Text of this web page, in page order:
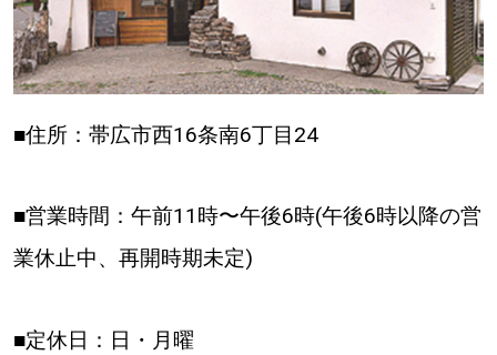
■住所：帯広市西16条南6丁目24
■営業時間：午前11時〜午後6時(午後6時以降の営
業休止中、再開時期未定)
■定休日：日・月曜